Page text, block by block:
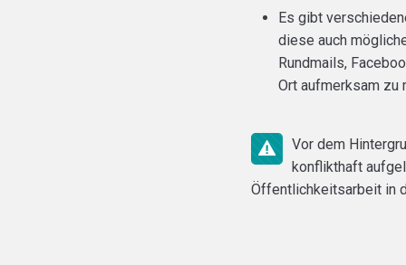
Es gibt
diese auch
Rundmails,
Ort aufmerksam zu
Vor dem
konflikthaft
Öffentlichkeitsarbeit in